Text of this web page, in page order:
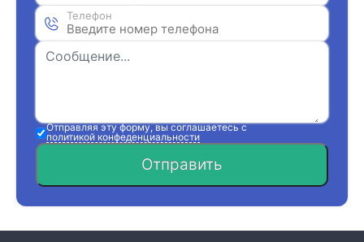
Телефон
Отправляя эту форму, вы соглашаетесь с
политикой конфеденциальности
Отправить